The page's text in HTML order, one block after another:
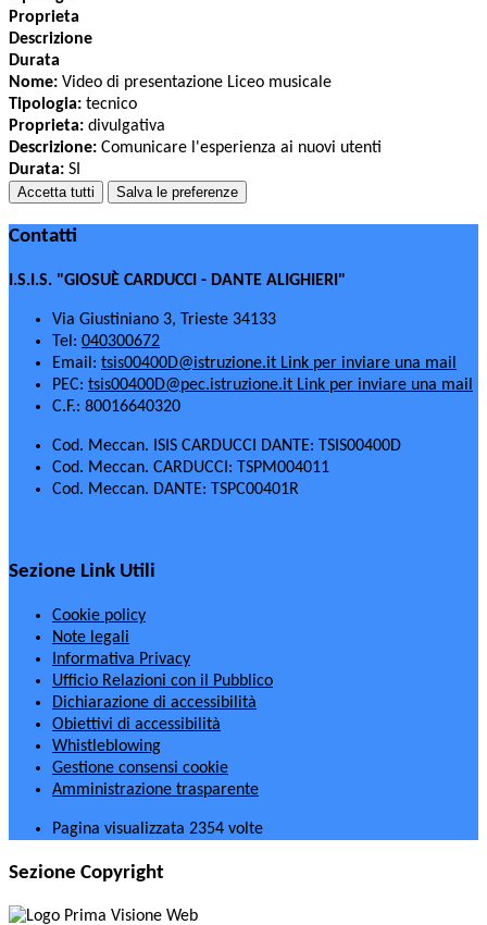
Proprieta
Descrizione
Durata
Nome: Video di presentazione Liceo musicale
Tipologia: tecnico
Proprieta: divulgativa
Descrizione: Comunicare l'esperienza ai nuovi utenti
Durata: SI
Accetta tutti Salva le preferenze
Contatti
I.S.I.S. "GIOSUÈ CARDUCCI - DANTE ALIGHIERI"
Via Giustiniano 3, Trieste 34133
Tel: 040300672
Email: tsis00400D@istruzione.it Link per inviare una mail
PEC: tsis00400D@pec.istruzione.it Link per inviare una mail
C.F.: 80016640320
Cod. Meccan. ISIS CARDUCCI DANTE: TSIS00400D
Cod. Meccan. CARDUCCI: TSPM004011
Cod. Meccan. DANTE: TSPC00401R
Sezione Link Utili
Cookie policy
Note legali
Informativa Privacy
Ufficio Relazioni con il Pubblico
Dichiarazione di accessibilità
Obiettivi di accessibilità
Whistleblowing
Gestione consensi cookie
Amministrazione trasparente
Pagina visualizzata 2354 volte
Sezione Copyright